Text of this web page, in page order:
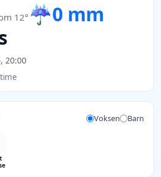
12° ☔0 mm
20:00
Voksen Barn